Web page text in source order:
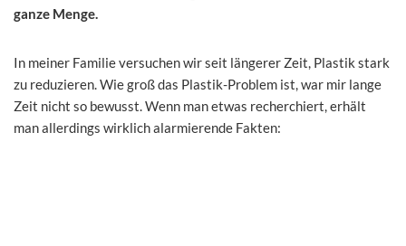
ganze Menge.
In meiner Familie versuchen wir seit längerer Zeit, Plastik stark
zu reduzieren. Wie groß das Plastik-Problem ist, war mir lange
Zeit nicht so bewusst. Wenn man etwas recherchiert, erhält
man allerdings wirklich alarmierende Fakten: